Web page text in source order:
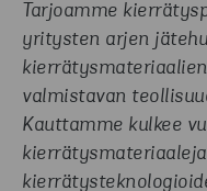
Tarjoamme
yritysten arjen
valmistavan
Kauttamme kulkee